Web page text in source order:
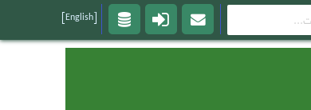
[English]